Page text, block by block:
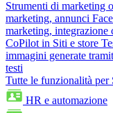
Strumenti di marketing
marketing, annunci
marketing,
CoPilot in Siti e store
immagini generate
testi
Tutte le funzionalità per
HR e automazione